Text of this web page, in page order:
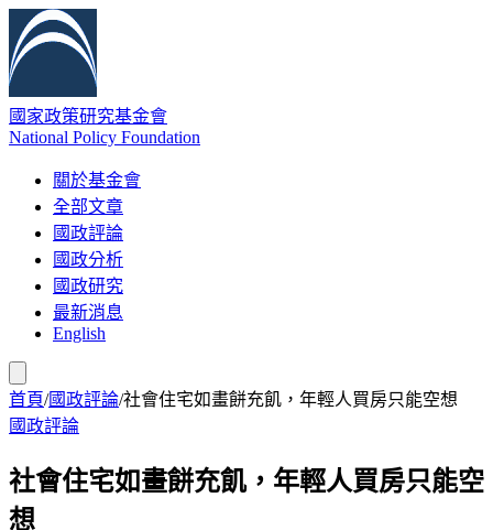
國家政策研究基金會
National Policy Foundation
關於基金會
全部文章
國政評論
國政分析
國政研究
最新消息
English
首頁/國政評論/社會住宅如畫餅充飢，年輕人買房只能空想
國政評論
社會住宅如畫餅充飢，年輕人買房只能空
想